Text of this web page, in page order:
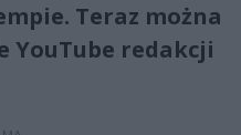
Teraz można
YouTube redakcji